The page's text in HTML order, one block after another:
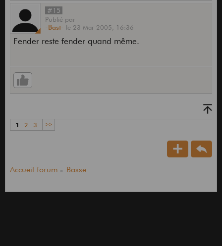
#15
Publié par
-Bast- le 23 Mar 2005, 16:36
Fender reste fender quand même.
1 2 3 >>
Accueil forum Basse